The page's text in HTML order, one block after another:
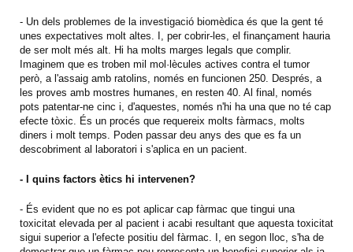
- Un dels problemes de la investigació biomèdica és que la gent té
unes expectatives molt altes. I, per cobrir-les, el finançament hauria
de ser molt més alt. Hi ha molts marges legals que complir.
Imaginem que es troben mil mol·lècules actives contra el tumor
però, a l'assaig amb ratolins, només en funcionen 250. Després, a
les proves amb mostres humanes, en resten 40. Al final, només
pots patentar-ne cinc i, d'aquestes, només n'hi ha una que no té cap
efecte tòxic. És un procés que requereix molts fàrmacs, molts
diners i molt temps. Poden passar deu anys des que es fa un
descobriment al laboratori i s'aplica en un pacient.
- I quins factors ètics hi intervenen?
- És evident que no es pot aplicar cap fàrmac que tingui una
toxicitat elevada per al pacient i acabi resultant que aquesta toxicitat
sigui superior a l'efecte positiu del fàrmac. I, en segon lloc, s'ha de